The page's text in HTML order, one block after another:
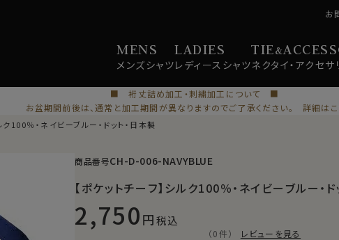
MENS
メンズシャツ
LADIES
レディース シャツ
TIE&
ネクタイ・ アクセサ
お
■ 裄丈詰め加工・刺繍加工について ■
お盆期間前後は、通常と加工期間が異なりますのでご了承ください。 詳細は
ク100％・ネイビーブルー・ドット・日本製
商品番号CH-D-006-NAVYBLUE
【ポケットチーフ】シルク100％・ネイビーブルー・ド
2,750 税込
（0件） レビューを見る